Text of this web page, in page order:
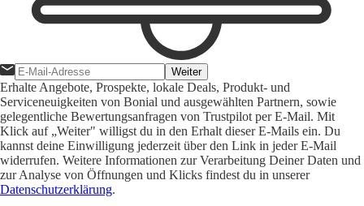
Weiter
Erhalte Angebote, Prospekte, lokale Deals, Produkt- und
Serviceneuigkeiten von Bonial und ausgewählten Partnern, sowie
gelegentliche Bewertungsanfragen von Trustpilot per E-Mail. Mit
Klick auf „Weiter" willigst du in den Erhalt dieser E-Mails ein. Du
kannst deine Einwilligung jederzeit über den Link in jeder E-Mail
widerrufen. Weitere Informationen zur Verarbeitung Deiner Daten und
zur Analyse von Öffnungen und Klicks findest du in unserer
Datenschutzerklärung.